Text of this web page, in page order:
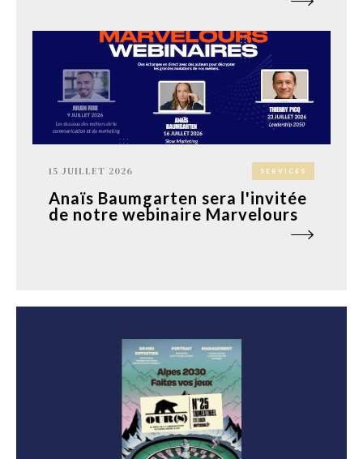
15 JUILLET 2026 SERVICES
Anaïs Baumgarten sera l'invitée
de notre webinaire Marvelours